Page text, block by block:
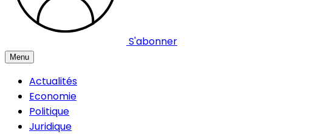
S'abonner
Menu
Actualités
Economie
Politique
Juridique